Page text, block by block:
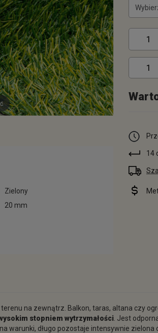
Zielony
20 mm
14
na zewnątrz. Balkon, taras, altana czy
stopniem wytrzymałości . Jest
warunki, długo pozostaje intensywnie